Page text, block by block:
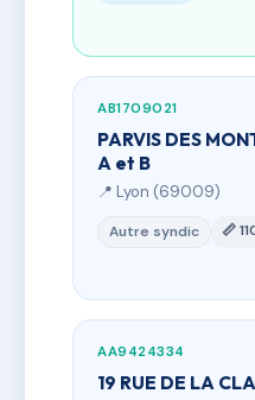
AB1709021
PARVIS DES
A et B
📍 Lyon (69009)
Autre syndic 📏
AA9424334
19 RUE DE LA